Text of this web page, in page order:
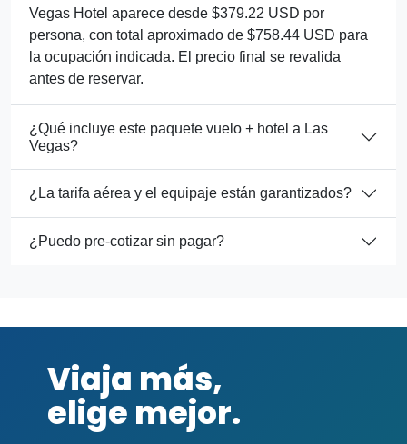
Vegas Hotel aparece desde $379.22 USD por
persona, con total aproximado de $758.44 USD para
la ocupación indicada. El precio final se revalida
antes de reservar.
¿Qué incluye este paquete vuelo + hotel a Las
Vegas?
¿La tarifa aérea y el equipaje están garantizados?
¿Puedo pre-cotizar sin pagar?
Viaja más,
elige mejor.